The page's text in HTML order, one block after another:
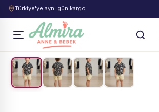
Türkiye'ye aynı gün kargo